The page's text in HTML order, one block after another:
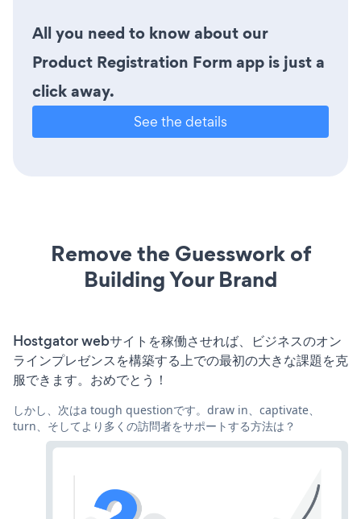
All you need to know about our
Product Registration Form app is just a
click away.
See the details
Remove the Guesswork of
Building Your Brand
Hostgator webサイトを稼働させれば、ビジネスのオン
ラインプレゼンスを構築する上での最初の大きな課題を克
服できます。おめでとう！
しかし、次はa tough questionです。draw in、captivate、
turn、そしてより多くの訪問者をサポートする方法は？